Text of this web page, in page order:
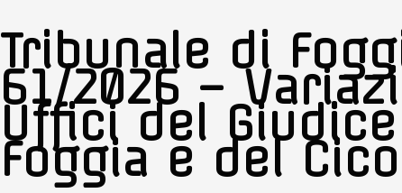
Tribunale di
61/2026 –
Uffici del
Foggia e del